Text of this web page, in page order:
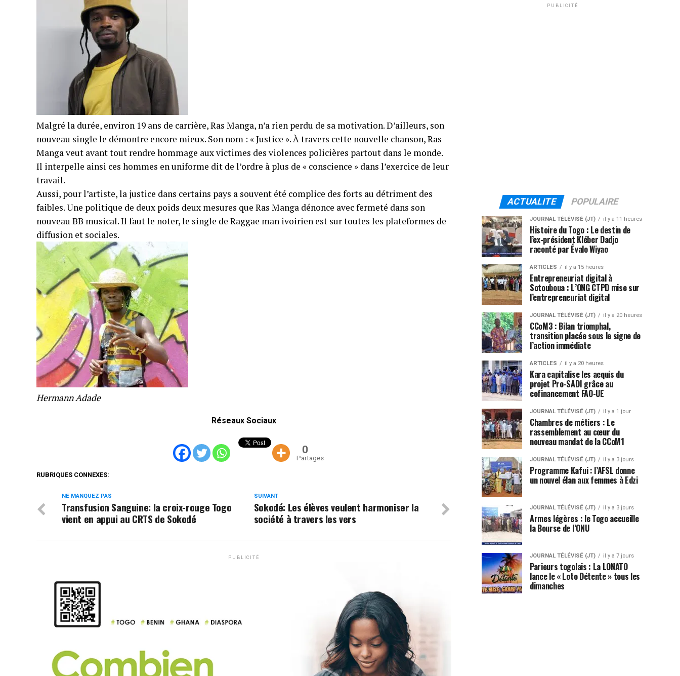
Malgré la durée, environ 19 ans de carrière, Ras Manga, n’a rien perdu de sa motivation. D’ailleurs, son
nouveau single le démontre encore mieux. Son nom : « Justice ». À travers cette nouvelle chanson, Ras
Manga veut avant tout rendre hommage aux victimes des violences policières partout dans le monde.
Il interpelle ainsi ces hommes en uniforme dit de l’ordre à plus de « conscience » dans l’exercice de leur
travail.
Aussi, pour l’artiste, la justice dans certains pays a souvent été complice des forts au détriment des
faibles. Une politique de deux poids deux mesures que Ras Manga dénonce avec fermeté dans son
nouveau BB musical. Il faut le noter, le single de Raggae man ivoirien est sur toutes les plateformes de
diffusion et sociales.
Hermann Adade
Réseaux Sociaux
0
Partages
RUBRIQUES CONNEXES:
SUIVANT
Sokodé: Les élèves veulent harmoniser la
société à travers les vers
NE MANQUEZ PAS
Transfusion Sanguine: la croix-rouge Togo
vient en appui au CRTS de Sokodé
PUBLICITÉ
PUBLICITÉ
ACTUALITE POPULAIRE
JOURNAL TÉLÉVISÉ (JT) il y a 11 heures
Histoire du Togo : Le destin de
l’ex-président Kléber Dadjo
raconté par Évalo Wiyao
ARTICLES il y a 15 heures
Entrepreneuriat digital à
Sotouboua : L’ONG CTPD mise sur
l’entrepreneuriat digital
JOURNAL TÉLÉVISÉ (JT) il y a 20 heures
CCoM3 : Bilan triomphal,
transition placée sous le signe de
l’action immédiate
ARTICLES il y a 20 heures
Kara capitalise les acquis du
projet Pro-SADI grâce au
cofinancement FAO-UE
JOURNAL TÉLÉVISÉ (JT) il y a 1 jour
Chambres de métiers : Le
rassemblement au cœur du
nouveau mandat de la CCoM1
JOURNAL TÉLÉVISÉ (JT) il y a 3 jours
Programme Kafui : l’AFSL donne
un nouvel élan aux femmes à Edzi
JOURNAL TÉLÉVISÉ (JT) il y a 3 jours
Armes légères : le Togo accueille
la Bourse de l’ONU
JOURNAL TÉLÉVISÉ (JT) il y a 7 jours
Parieurs togolais : La LONATO
lance le « Loto Détente » tous les
dimanches